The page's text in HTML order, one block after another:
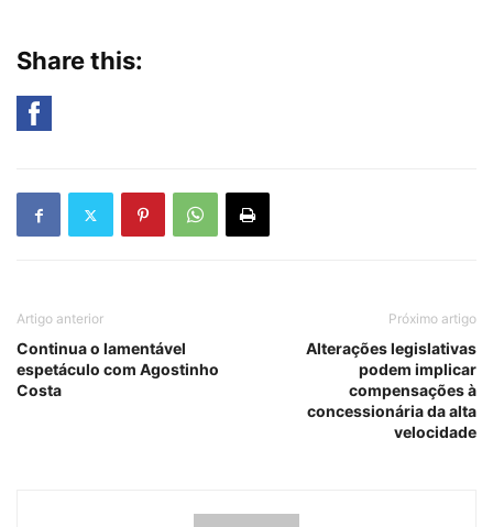
Share this:
Artigo anterior
Continua o lamentável
espetáculo com Agostinho
Costa
Próximo artigo
Alterações legislativas
podem implicar
compensações à
concessionária da alta
velocidade